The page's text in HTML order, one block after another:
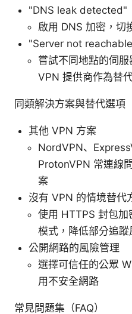
"DNS leak detected"
啟用 DNS 加密，切
"Server not
嘗試不同地點的伺
VPN 提供商作為替
同類解決方案與替代選項
其他 VPN 方案
NordVPN、
ProtonVPN 常連線
案
沒有 VPN 的情境替代
使用 HTTPS 封包加
模式，降低部分追蹤
公開網路的風險管理
選擇可信任的公眾
用不安全網路
常見問題集（FAQ）